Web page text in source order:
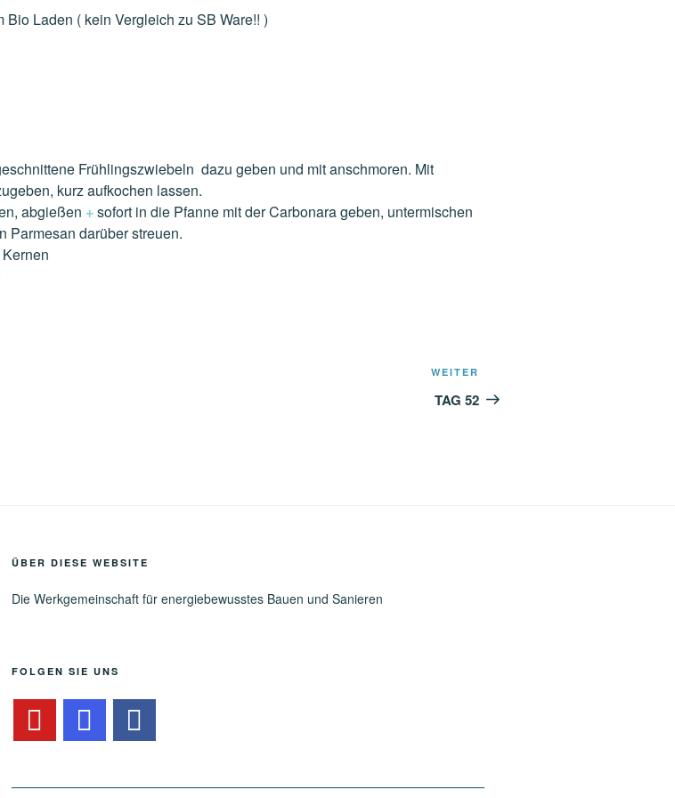
Laden ( kein Vergleich zu SB Ware!! )
Frühlingszwiebeln dazu geben und mit anschmoren. Mit
kurz aufkochen lassen.
abgießen +sofort in die Pfanne mit der Carbonara geben, untermischen
Parmesan darüber streuen.
Beitrag
WEITER
TAG 52
ÜBER DIESE WEBSITE
Die Werkgemeinschaft für energiebewusstes Bauen und Sanieren
FOLGEN SIE UNS